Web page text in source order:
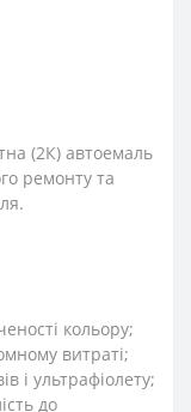
(2К) автоемаль
ремонту та
кольору;
витраті;
і ультрафіолету;
до